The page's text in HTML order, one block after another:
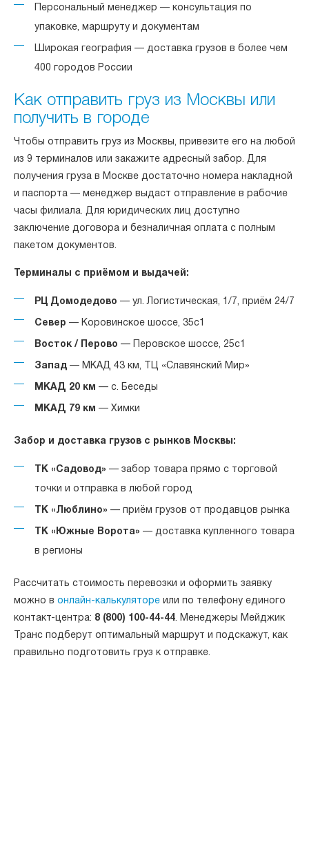
Персональный менеджер — консультация по
упаковке, маршруту и документам
Широкая география — доставка грузов в более чем
400 городов России
Как отправить груз из Москвы или
получить в городе
Чтобы отправить груз из Москвы, привезите его на любой
из 9 терминалов или закажите адресный забор. Для
получения груза в Москве достаточно номера накладной
и паспорта — менеджер выдаст отправление в рабочие
часы филиала. Для юридических лиц доступно
заключение договора и безналичная оплата с полным
пакетом документов.
Терминалы с приёмом и выдачей:
РЦ Домодедово — ул. Логистическая, 1/7, приём 24/7
Север — Коровинское шоссе, 35с1
Восток / Перово — Перовское шоссе, 25с1
Запад — МКАД 43 км, ТЦ «Славянский Мир»
МКАД 20 км — с. Беседы
МКАД 79 км — Химки
Забор и доставка грузов с рынков Москвы:
ТК «Садовод» — забор товара прямо с торговой
точки и отправка в любой город
ТК «Люблино» — приём грузов от продавцов рынка
ТК «Южные Ворота» — доставка купленного товара
в регионы
Рассчитать стоимость перевозки и оформить заявку
можно в онлайн-калькуляторе или по телефону единого
контакт-центра: 8 (800) 100-44-44. Менеджеры Мейджик
Транс подберут оптимальный маршрут и подскажут, как
правильно подготовить груз к отправке.